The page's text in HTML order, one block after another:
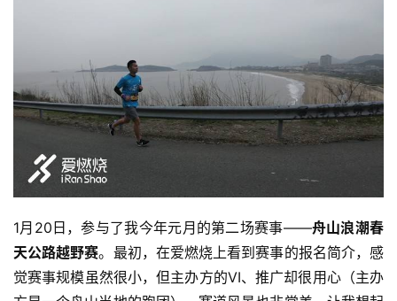
1月20日，参与了我今年元月的第二场赛事——舟山浪潮春
天公路越野赛。最初，在爱燃烧上看到赛事的报名简介，感
觉赛事规模虽然很小，但主办方的VI、推广却很用心（主办